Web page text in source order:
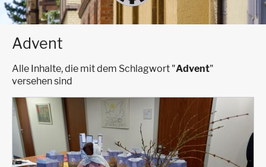
Advent
Alle Inhalte, die mit dem Schlagwort "Advent"
versehen sind